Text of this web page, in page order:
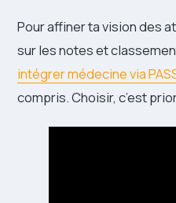
Pour affiner ta vision des
sur les notes et
intégrer médecine via
compris. Choisir, c’est